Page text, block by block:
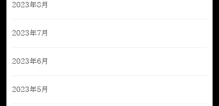
2023年8月
2023年7月
2023年6月
2023年5月